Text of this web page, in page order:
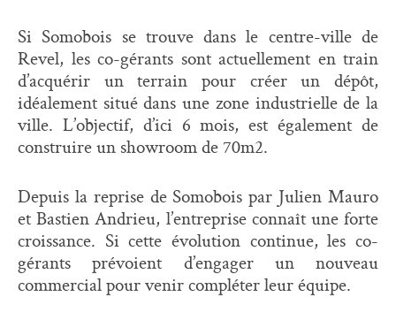
Si Somobois se trouve dans le centre-ville de
Revel, les co-gérants sont actuellement en train
d’acquérir un terrain pour créer un dépôt,
idéalement situé dans une zone industrielle de la
ville. L’objectif, d’ici 6 mois, est également de
construire un showroom de 70m2.
Depuis la reprise de Somobois par Julien Mauro
et Bastien Andrieu, l’entreprise connaît une forte
croissance. Si cette évolution continue, les co-
gérants prévoient d’engager un nouveau
commercial pour venir compléter leur équipe.